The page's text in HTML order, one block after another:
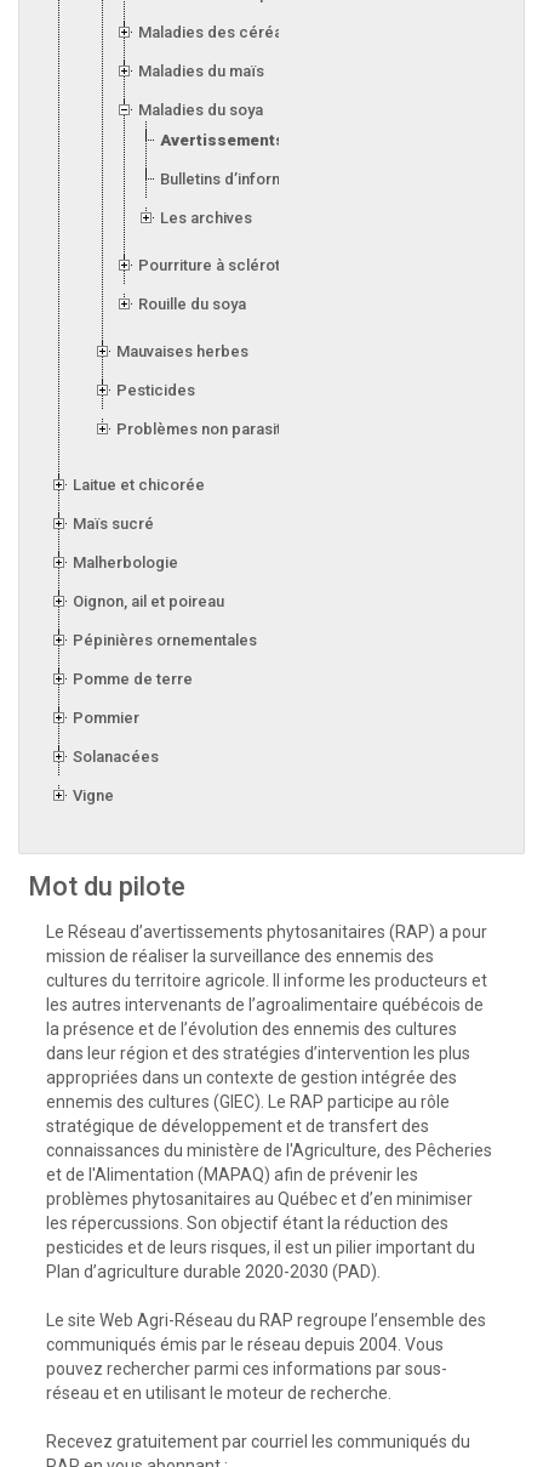
Maladies des céréales
Maladies du maïs
Maladies du soya
Avertissements
Bulletins d’information
Les archives
Pourriture à sclérotes
Rouille du soya
Mauvaises herbes
Pesticides
Problèmes non parasitaires
Laitue et chicorée
Maïs sucré
Malherbologie
Oignon, ail et poireau
Pépinières ornementales
Pomme de terre
Pommier
Solanacées
Vigne
Mot du pilote
Le Réseau d’avertissements phytosanitaires (RAP) a pour
mission de réaliser la surveillance des ennemis des
cultures du territoire agricole. Il informe les producteurs et
les autres intervenants de l’agroalimentaire québécois de
la présence et de l’évolution des ennemis des cultures
dans leur région et des stratégies d’intervention les plus
appropriées dans un contexte de gestion intégrée des
ennemis des cultures (GIEC). Le RAP participe au rôle
stratégique de développement et de transfert des
connaissances du ministère de l'Agriculture, des Pêcheries
et de l'Alimentation (MAPAQ) afin de prévenir les
problèmes phytosanitaires au Québec et d’en minimiser
les répercussions. Son objectif étant la réduction des
pesticides et de leurs risques, il est un pilier important du
Plan d’agriculture durable 2020-2030 (PAD).
Le site Web Agri-Réseau du RAP regroupe l’ensemble des
communiqués émis par le réseau depuis 2004. Vous
pouvez rechercher parmi ces informations par sous-
réseau et en utilisant le moteur de recherche.
Recevez gratuitement par courriel les communiqués du